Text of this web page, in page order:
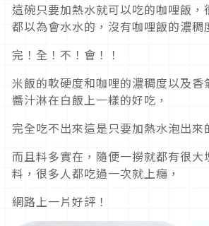
這碗只要加熱水就可以吃的咖哩飯，
都以為會水水的，沒有咖哩飯的濃稠
完！全！不！會！！
米飯的軟硬度和咖哩的濃稠度以及香
醬汁淋在白飯上一樣的好吃，
完全吃不出來這是只要加熱水泡出來
而且料多實在，隨便一撈就都有很大
料，很多人都吃過一次就上癮，
網路上一片好評！